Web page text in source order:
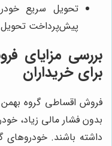
تحویل سریع
پیش‌پرداخت
بررسی مزایای
برای خریداران
فروش اقساطی گروه بهمن
بدون فشار مالی زیاد،
داشته باشند.